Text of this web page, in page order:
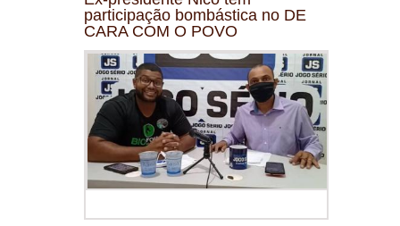
participação bombástica no DE
CARA COM O POVO